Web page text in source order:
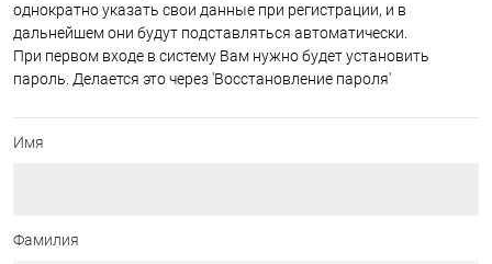
однократно указать свои данные при регистрации, и в
дальнейшем они будут подставляться автоматически.
При первом входе в систему Вам нужно будет установить
пароль. Делается это через 'Восстановление пароля'
Имя
Фамилия